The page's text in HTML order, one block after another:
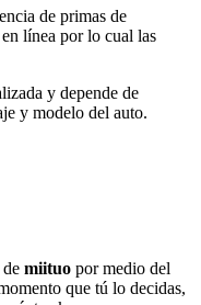
de primas de
línea por lo cual las
y depende de
y modelo del auto.
miituo por medio del
que tú lo decidas,